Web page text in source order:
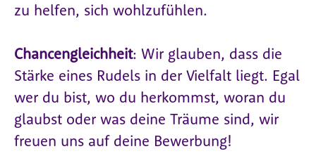
zu helfen, sich wohlzufühlen.
Chancengleichheit: Wir glauben, dass die
Stärke eines Rudels in der Vielfalt liegt. Egal
wer du bist, wo du herkommst, woran du
glaubst oder was deine Träume sind, wir
freuen uns auf deine Bewerbung!